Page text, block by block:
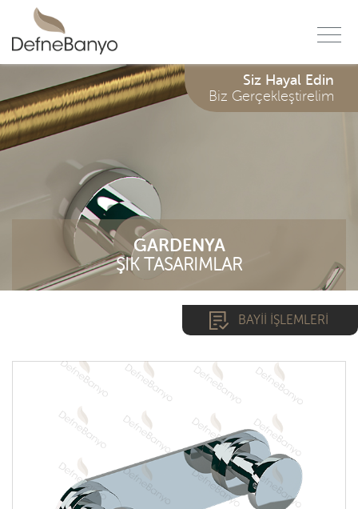
GARDENYA
ŞIK TASARIMLAR
Siz Hayal Edin
Biz Gerçekleştirelim
BAYİİ İŞLEMLERİ
GİRİŞ YAP